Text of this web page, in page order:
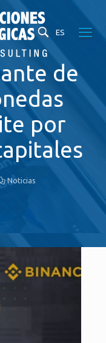
ES
de
por
Noticias